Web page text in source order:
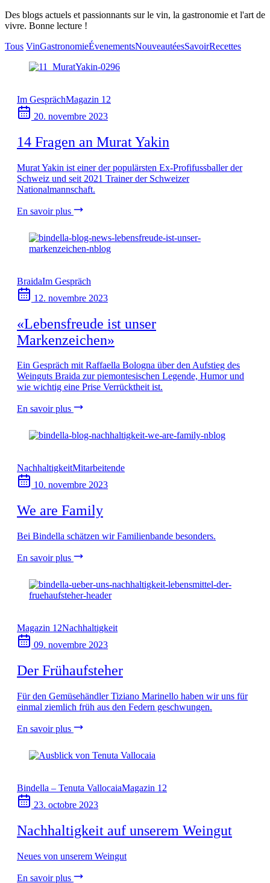
Des blogs actuels et passionnants sur le vin, la gastronomie et l'art de
vivre. Bonne lecture !
Tous VinGastronomieÉvenementsNouveautéesSavoirRecettes
Im GesprächMagazin 12
20. novembre 2023
14 Fragen an Murat Yakin
Murat Yakin ist einer der populärsten Ex-Profifussballer der
Schweiz und seit 2021 Trainer der Schweizer
Nationalmannschaft.
En savoir plus
BraidaIm Gespräch
12. novembre 2023
«Lebensfreude ist unser
Markenzeichen»
Ein Gespräch mit Raffaella Bologna über den Aufstieg des
Weinguts Braida zur piemontesischen Legende, Humor und
wie wichtig eine Prise Verrücktheit ist.
En savoir plus
NachhaltigkeitMitarbeitende
10. novembre 2023
We are Family
Bei Bindella schätzen wir Familienbande besonders.
En savoir plus
Magazin 12Nachhaltigkeit
09. novembre 2023
Der Frühaufsteher
Für den Gemüsehändler Tiziano Marinello haben wir uns für
einmal ziemlich früh aus den Federn geschwungen.
En savoir plus
Bindella – Tenuta VallocaiaMagazin 12
23. octobre 2023
Nachhaltigkeit auf unserem Weingut
Neues von unserem Weingut
En savoir plus